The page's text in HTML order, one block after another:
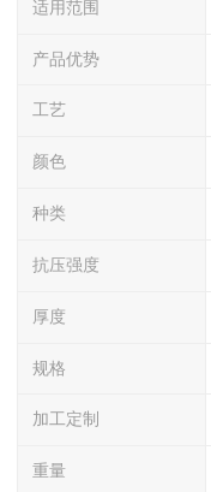
适用范围
产品优势
工艺
颜色
种类
抗压强度
厚度
规格
加工定制
重量